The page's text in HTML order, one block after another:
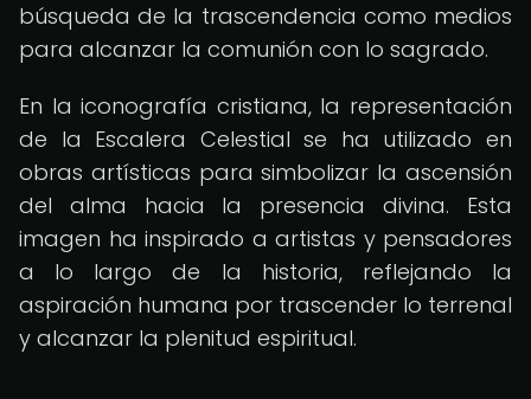
búsqueda de la trascendencia como medios
para alcanzar la comunión con lo sagrado.
En la iconografía cristiana, la representación
de la Escalera Celestial se ha utilizado en
obras artísticas para simbolizar la ascensión
del alma hacia la presencia divina. Esta
imagen ha inspirado a artistas y pensadores
a lo largo de la historia, reflejando la
aspiración humana por trascender lo terrenal
y alcanzar la plenitud espiritual.